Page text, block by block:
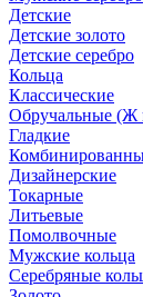
Детские
Детские золото
Детские серебро
Кольца
Классические
Обручальные
Гладкие
Дизайнерские
Токарные
Литьевые
Помолвочные
Мужские кольца
Серебряные